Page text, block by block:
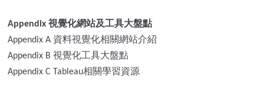
Appendix 視覺化網站及工具大盤點
Appendix A 資料視覺化相關網站介紹
Appendix B 視覺化工具大盤點
Appendix C Tableau相關學習資源